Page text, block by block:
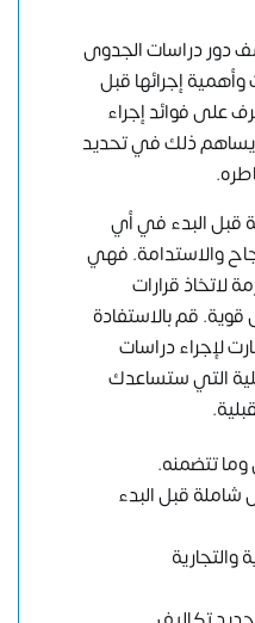
دور دراسات الجدوى
إجرائها قبل
على فوائد إجراء
ذلك في تحديد
قبل البدء في أي
والاستدامة. فهي
لاتخاذ قرارات
قم بالاستفادة
لإجراء دراسات
التي ستساعدك
تتضمنه.
شاملة قبل البدء
والتجارية